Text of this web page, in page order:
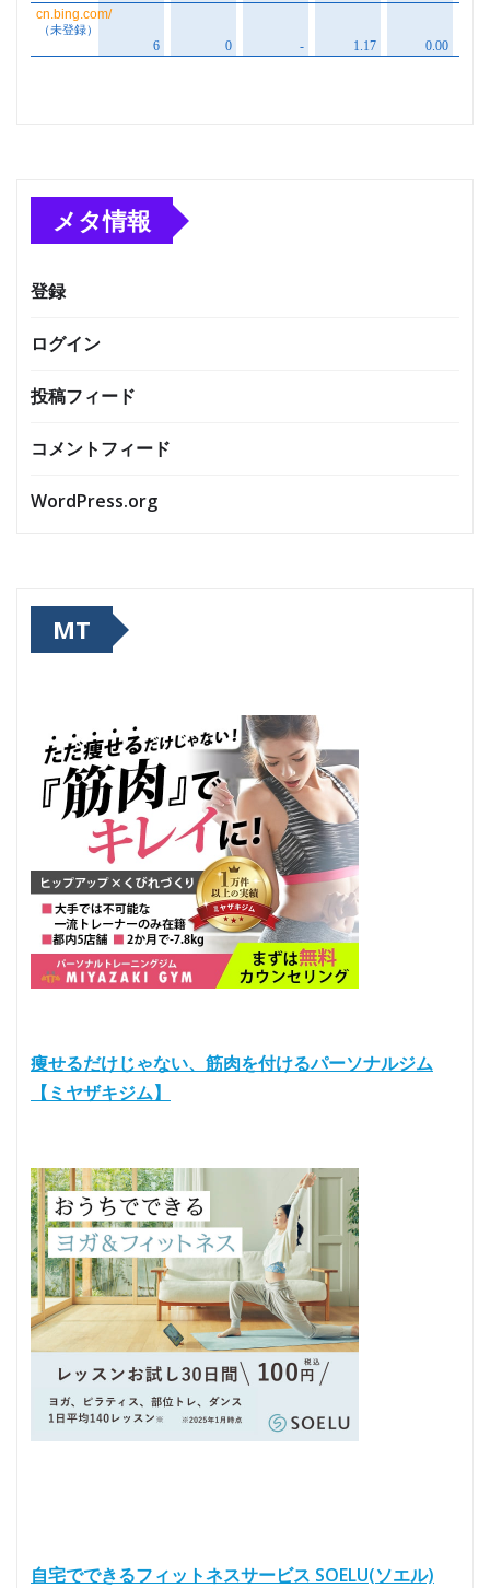
メタ情報
登録
ログイン
投稿フィード
コメントフィード
WordPress.org
MT
痩せるだけじゃない、筋肉を付けるパーソナルジム
【ミヤザキジム】
自宅でできるフィットネスサービス SOELU(ソエル)